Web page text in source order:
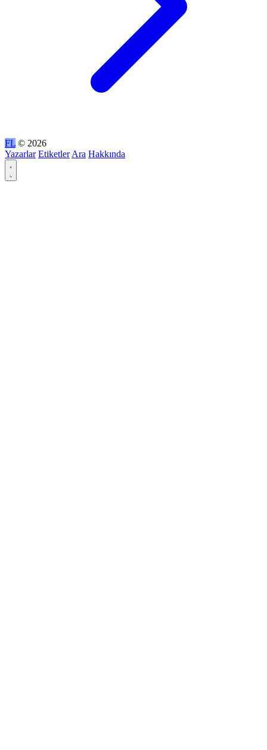
FL © 2026
Yazarlar Etiketler Ara Hakkında